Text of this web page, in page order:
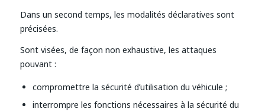
Dans un second temps, les modalités déclaratives sont
précisées.
Sont visées, de façon non exhaustive, les attaques
pouvant :
compromettre la sécurité d’utilisation du véhicule ;
interrompre les fonctions nécessaires à la sécurité du